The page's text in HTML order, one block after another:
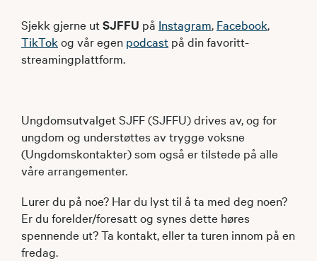
Sjekk gjerne utSJFFU på Instagram, Facebook,
TikTok og vår egen podcast på din favoritt-
streamingplattform.
Ungdomsutvalget SJFF (SJFFU) drives av, og for
ungdom og understøttes av trygge voksne
(Ungdomskontakter) som også er tilstede på alle
våre arrangementer.
Lurer du på noe? Har du lyst til å ta med deg noen?
Er du forelder/foresatt og synes dette høres
spennende ut? Ta kontakt, eller ta turen innom på en
fredag.